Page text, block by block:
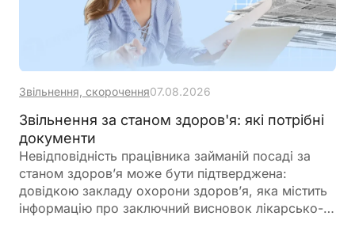
Звільнення, скорочення07.08.2026
Звільнення за станом здоров'я: які потрібні
документи
Невідповідність працівника займаній посаді за
станом здоров’я може бути підтверджена:
довідкою закладу охорони здоров’я, яка містить
інформацію про заключний висновок лікарсько-